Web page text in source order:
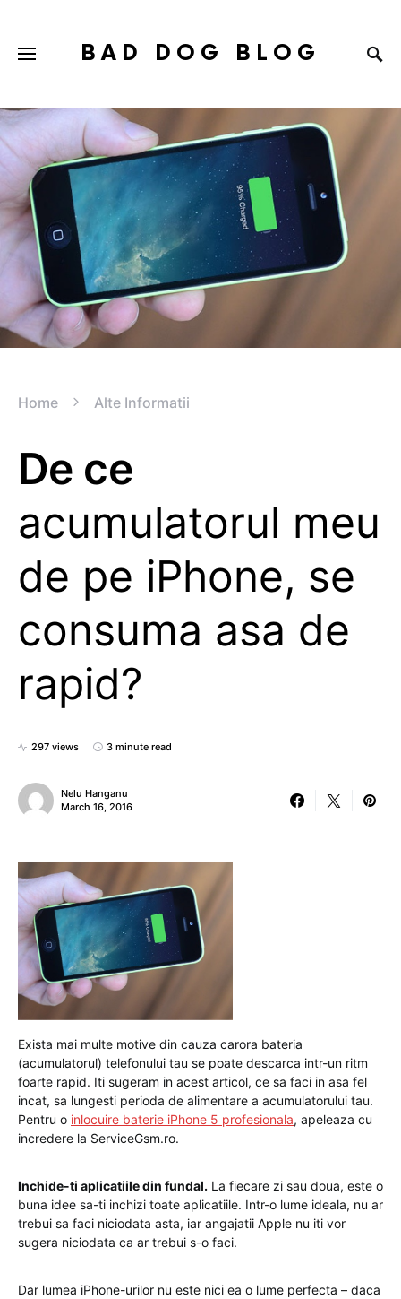
BAD DOG BLOG
Home Alte Informatii
De ce
acumulatorul meu
de pe iPhone, se
consuma asa de
rapid?
297 views 3 minute read
Nelu Hanganu
March 16, 2016
Exista mai multe motive din cauza carora bateria
(acumulatorul) telefonului tau se poate descarca intr-un ritm
foarte rapid. Iti sugeram in acest articol, ce sa faci in asa fel
incat, sa lungesti perioda de alimentare a acumulatorului tau.
Pentru o inlocuire baterie iPhone 5 profesionala, apeleaza cu
incredere la ServiceGsm.ro.
Inchide-ti aplicatiile din fundal. La fiecare zi sau doua, este o
buna idee sa-ti inchizi toate aplicatiile. Intr-o lume ideala, nu ar
trebui sa faci niciodata asta, iar angajatii Apple nu iti vor
sugera niciodata ca ar trebui s-o faci.
Dar lumea iPhone-urilor nu este nici ea o lume perfecta – daca